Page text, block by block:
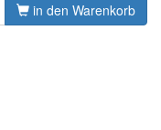
in den Warenkorb